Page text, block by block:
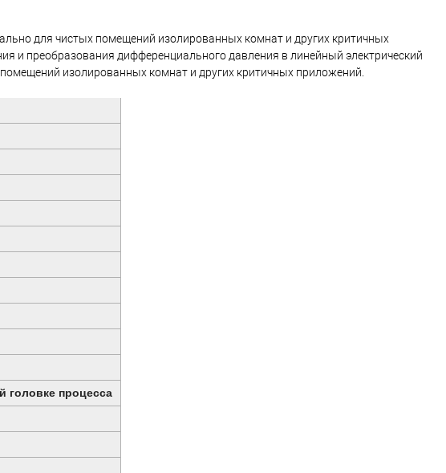
для чистых помещений изолированных комнат и других критичных
и преобразования дифференциального давления в линейный электрический
изолированных комнат и других критичных приложений.
головке процесса